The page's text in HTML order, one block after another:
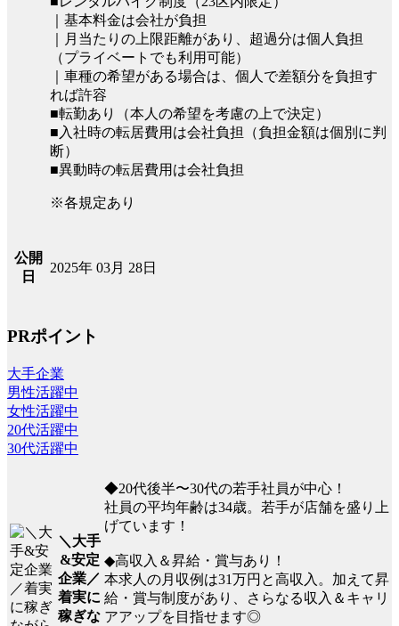
｜基本料金は会社が負担
｜月当たりの上限距離があり、超過分は個人負担
（プライベートでも利用可能）
｜車種の希望がある場合は、個人で差額分を負担す
れば許容
■転勤あり（本人の希望を考慮の上で決定）
■入社時の転居費用は会社負担（負担金額は個別に判
断）
■異動時の転居費用は会社負担
※各規定あり
公開
日
2025年 03月 28日
PRポイント
大手企業
男性活躍中
女性活躍中
20代活躍中
30代活躍中
＼大手
&安定
企業／
着実に
稼ぎな
◆20代後半〜30代の若手社員が中心！
社員の平均年齢は34歳。若手が店舗を盛り上
げています！
◆高収入＆昇給・賞与あり！
本求人の月収例は31万円と高収入。加えて昇
給・賞与制度があり、さらなる収入＆キャリ
アアップを目指せます◎